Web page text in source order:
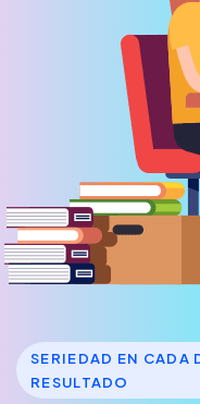
SERIEDAD EN CADA
RESULTADO